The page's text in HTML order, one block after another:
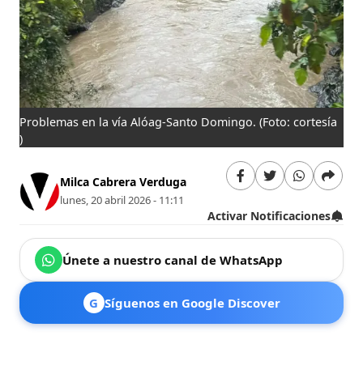
Problemas en la vía Alóag-Santo Domingo.(Foto: cortesía
)
Milca Cabrera Verduga
lunes, 20 abril 2026 - 11:11
Activar Notificaciones
Únete a nuestro canal de WhatsApp
G Síguenos en Google Discover